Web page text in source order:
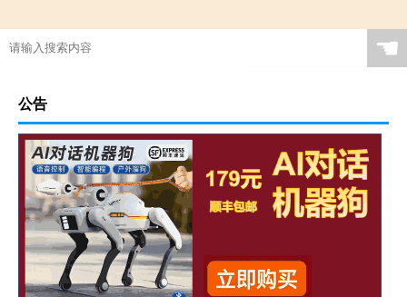
☚
公告